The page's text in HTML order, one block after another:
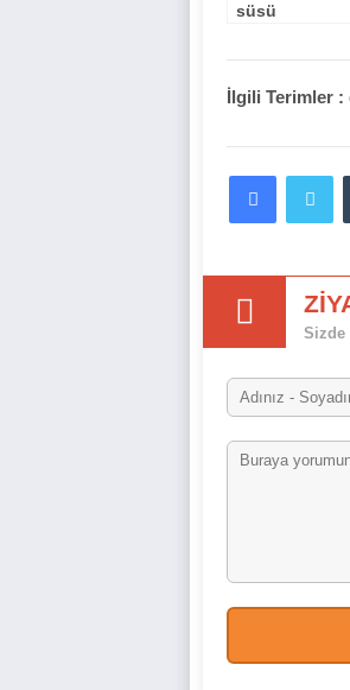
süsü
İlgili Terimler :
Facebook
Sizde